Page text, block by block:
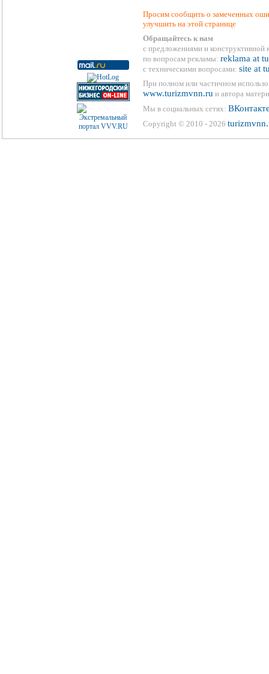
Просим сообщить о замеченных
улучшить на этой странице
Обращайтесь к нам
с предложениями и конструктивной
по вопросам рекламы: reklama at
с техническими вопросами: site at
При полном или частичном
www.turizmvnn.ru и автора
Мы в социальных сетях:
Copyright © 2010 - 2026